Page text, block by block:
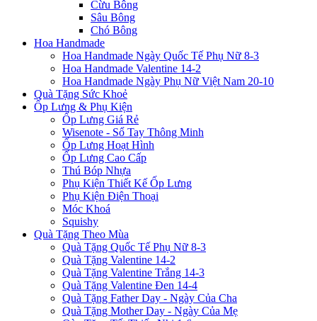
Cừu Bông
Sâu Bông
Chó Bông
Hoa Handmade
Hoa Handmade Ngày Quốc Tế Phụ Nữ 8-3
Hoa Handmade Valentine 14-2
Hoa Handmade Ngày Phụ Nữ Việt Nam 20-10
Quà Tặng Sức Khoẻ
Ốp Lưng & Phụ Kiện
Ốp Lưng Giá Rẻ
Wisenote - Sổ Tay Thông Minh
Ốp Lưng Hoạt Hình
Ốp Lưng Cao Cấp
Thú Bóp Nhựa
Phụ Kiện Thiết Kế Ốp Lưng
Phụ Kiện Điện Thoại
Móc Khoá
Squishy
Quà Tặng Theo Mùa
Quà Tặng Quốc Tế Phụ Nữ 8-3
Quà Tặng Valentine 14-2
Quà Tặng Valentine Trắng 14-3
Quà Tặng Valentine Đen 14-4
Quà Tặng Father Day - Ngày Của Cha
Quà Tặng Mother Day - Ngày Của Mẹ